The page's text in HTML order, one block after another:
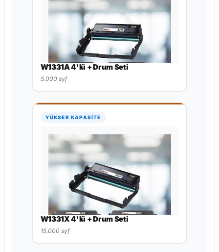
W1331A 4'lü + Drum Seti
5.000 syf
YÜKSEK KAPASİTE
W1331X 4'lü + Drum Seti
15.000 syf